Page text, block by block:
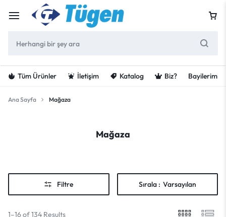
Tüm Ürünler İletişim Katalog Biz? Bayilerimiz
Ana Sayfa Mağaza
Mağaza
Filtre Sırala : Varsayılan
1–16 of 134 Results